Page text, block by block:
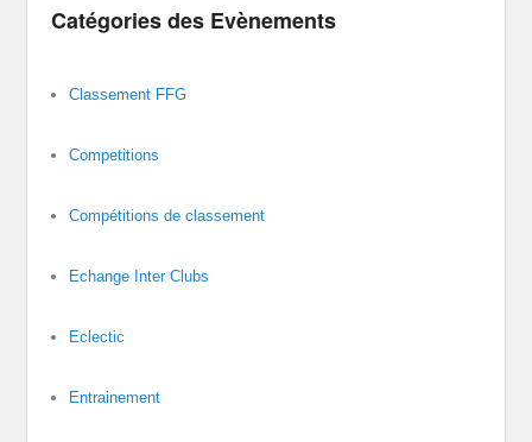
Catégories des Evènements
Classement FFG
Competitions
Compétitions de classement
Echange Inter Clubs
Eclectic
Entrainement